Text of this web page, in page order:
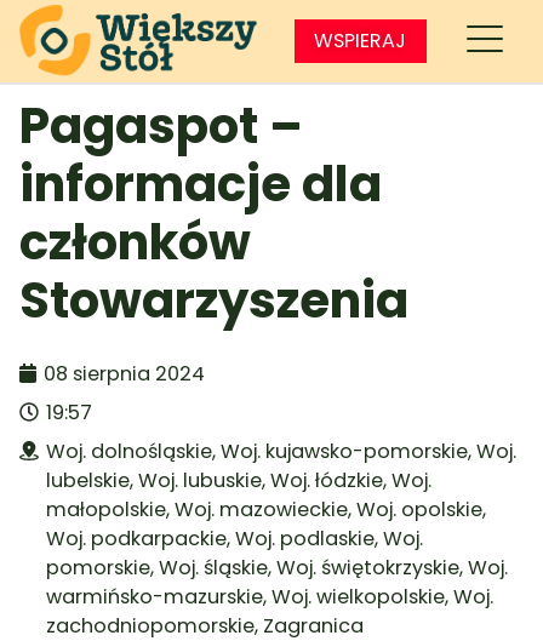
WSPIERAJ
Pagaspot –
informacje dla
członków
Stowarzyszenia
08 sierpnia 2024
19:57
Woj. dolnośląskie,Woj. kujawsko-pomorskie,Woj.
lubelskie,Woj. lubuskie,Woj. łódzkie,Woj.
małopolskie,Woj. mazowieckie,Woj. opolskie,
Woj. podkarpackie,Woj. podlaskie,Woj.
pomorskie,Woj. śląskie,Woj. świętokrzyskie,Woj.
warmińsko-mazurskie,Woj. wielkopolskie,Woj.
zachodniopomorskie, Zagranica